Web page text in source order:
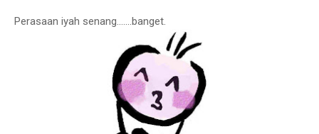
Perasaan iyah senang.......banget.